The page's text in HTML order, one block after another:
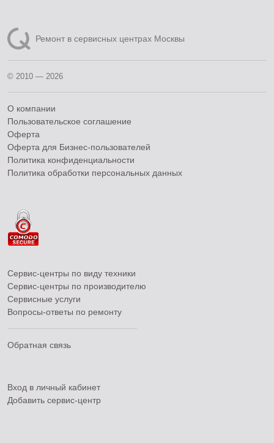
Ремонт в сервисных центрах Москвы
© 2010 — 2026
О компании
Пользовательское соглашение
Оферта
Оферта для Бизнес-пользователей
Политика конфиденциальности
Политика обработки персональных данных
Сервис-центры по виду техники
Сервис-центры по производителю
Сервисные услуги
Вопросы-ответы по ремонту
Обратная связь
Вход в личный кабинет
Добавить сервис-центр